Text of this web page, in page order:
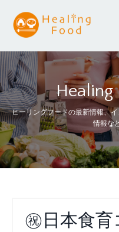
Healing
ヒーリングフードの最新情報、
情報な
㊗日本食